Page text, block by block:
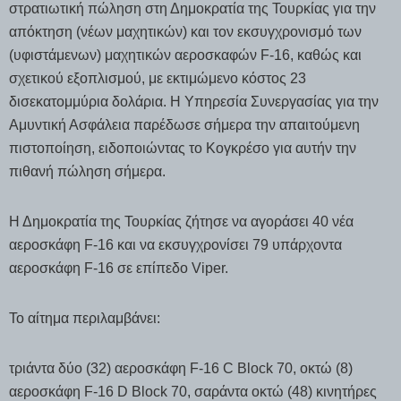
στρατιωτική πώληση στη Δημοκρατία της Τουρκίας για την
απόκτηση (νέων μαχητικών) και τον εκσυγχρονισμό των
(υφιστάμενων) μαχητικών αεροσκαφών F-16, καθώς και
σχετικού εξοπλισμού, με εκτιμώμενο κόστος 23
δισεκατομμύρια δολάρια. Η Υπηρεσία Συνεργασίας για την
Αμυντική Ασφάλεια παρέδωσε σήμερα την απαιτούμενη
πιστοποίηση, ειδοποιώντας το Κογκρέσο για αυτήν την
πιθανή πώληση σήμερα.
Η Δημοκρατία της Τουρκίας ζήτησε να αγοράσει 40 νέα
αεροσκάφη F-16 και να εκσυγχρονίσει 79 υπάρχοντα
αεροσκάφη F-16 σε επίπεδο Viper.
Το αίτημα περιλαμβάνει:
τριάντα δύο (32) αεροσκάφη F-16 C Block 70, οκτώ (8)
αεροσκάφη F-16 D Block 70, σαράντα οκτώ (48) κινητήρες